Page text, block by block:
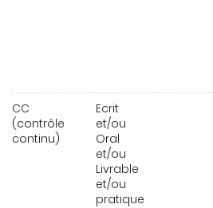
CC
(contrôle
continu)
Ecrit
et/ou
Oral
et/ou
Livrable
et/ou
pratique